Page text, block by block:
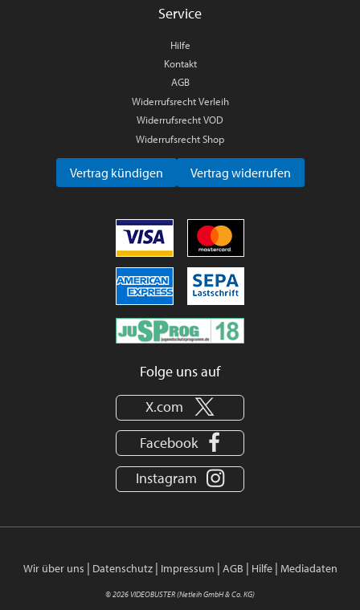
Service
Hilfe
Kontakt
AGB
Widerrufsrecht Verleih
Widerrufsrecht VOD
Widerrufsrecht Shop
Vertrag kündigen Vertrag widerrufen
Folge uns auf
X.com
Facebook
Instagram
Wir über uns | Datenschutz| Impressum | AGB | Hilfe| Mediadaten
© 2026 VIDEOBUSTER (Netleih GmbH & Co. KG)